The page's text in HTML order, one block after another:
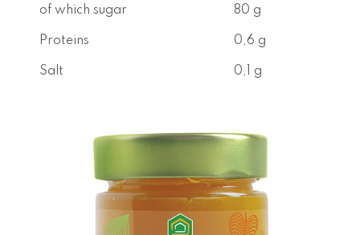
of which sugar
80 g
Proteins 0,6 g
Salt 0,1 g